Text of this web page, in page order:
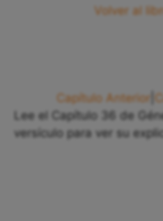
Volver al
Capítulo Anterior
Lee el Capítulo 36 de
versículo para ver su